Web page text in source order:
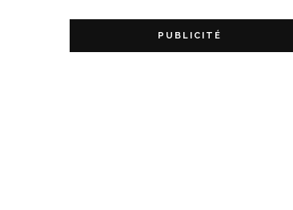
PUBLICITÉ